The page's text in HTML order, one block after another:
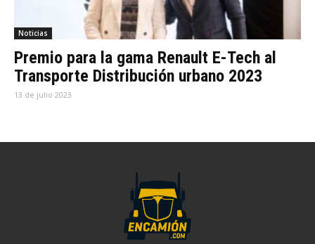
Noticias
Premio para la gama Renault E-Tech al
Transporte Distribución urbano 2023
13 de julio 2023